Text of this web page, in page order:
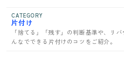
CATEGORY
片付け
「捨てる」「残す」の判断基準や、リ
んなでできる片付けのコツをご紹介。